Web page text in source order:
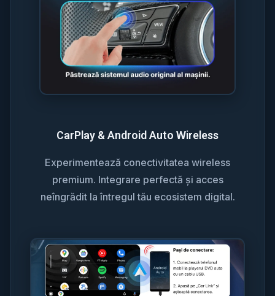
CarPlay & Android Auto Wireless
Experimentează conectivitatea wireless
premium. Integrare perfectă și acces
neîngrădit la întregul tău ecosistem digital.